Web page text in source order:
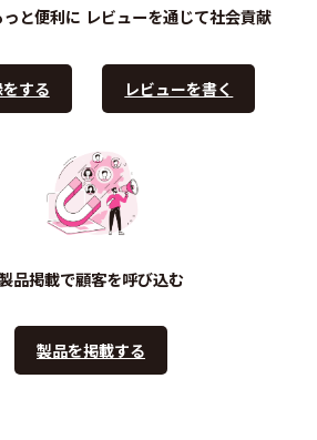
と便利に
する
レビューを通じて社会貢献
レビューを書く
品掲載で顧客を呼び込む
製品を掲載する